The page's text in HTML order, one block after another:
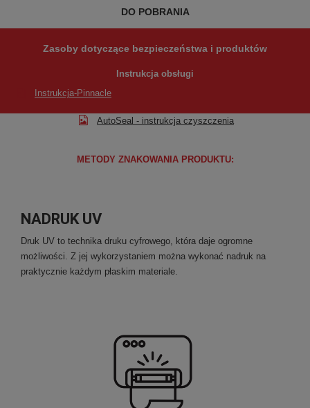
DO POBRANIA
Zasoby dotyczące bezpieczeństwa i produktów
Instrukcja obsługi
Instrukcja-Pinnacle
AutoSeal - instrukcja czyszczenia
METODY ZNAKOWANIA PRODUKTU:
NADRUK UV
Druk UV to technika druku cyfrowego, która daje ogromne
możliwości. Z jej wykorzystaniem można wykonać nadruk na
praktycznie każdym płaskim materiale.